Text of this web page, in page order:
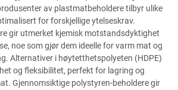
av plastmatbeholdere tilbyr ulike
for forskjellige ytelseskrav.
gir utmerket kjemisk motstandsdyktighet
noe som gjør dem ideelle for varm mat og
Alternativer i høytetthetspolyeten (HDPE)
og fleksibilitet, perfekt for lagring og
Gjennomsiktige polystyren-beholdere gir